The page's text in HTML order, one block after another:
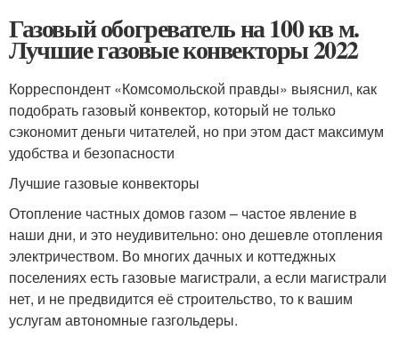
Газовый обогреватель на 100 кв м.
Лучшие газовые конвекторы 2022
Корреспондент «Комсомольской правды» выяснил, как
подобрать газовый конвектор, который не только
сэкономит деньги читателей, но при этом даст максимум
удобства и безопасности
Лучшие газовые конвекторы
Отопление частных домов газом – частое явление в
наши дни, и это неудивительно: оно дешевле отопления
электричеством. Во многих дачных и коттеджных
поселениях есть газовые магистрали, а если магистрали
нет, и не предвидится её строительство, то к вашим
услугам автономные газгольдеры.